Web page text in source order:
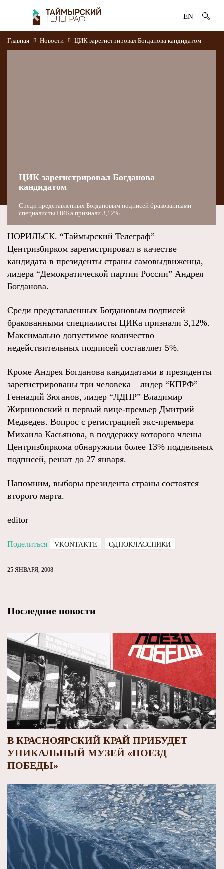
EN
Главная Новости ЦИК зарегистрировал Богданова кандидатом
ЦИК зарегистрировал Богданова
кандидатом
Среди представленных Богдановым подписей бракованными
специалисты ЦИКа признали 3,12%.
НОРИЛЬСК. “Таймырский Телеграф” –
Центризбирком зарегистрировал в качестве
кандидата в президенты страны самовыдвиженца,
лидера “Демократической партии России” Андрея
Богданова.
Среди представленных Богдановым подписей
бракованными специалисты ЦИКа признали 3,12%.
Максимально допустимое количество
недействительных подписей составляет 5%.
Кроме Андрея Богданова кандидатами в президенты
зарегистрированы три человека – лидер “КПРФ”
Геннадий Зюганов, лидер “ЛДПР” Владимир
Жириновский и первый вице-премьер Дмитрий
Медведев. Вопрос с регистрацией экс-премьера
Михаила Касьянова, в поддержку которого члены
Центризбиркома обнаружили более 13% поддельных
подписей, решат до 27 января.
Напомним, выборы президента страны состоятся
второго марта.
editor
Поделиться VKONTAKTE ОДНОКЛАССНИКИ
25 ЯНВАРЯ, 2008
Последние новости
В КРАСНОЯРСКИЙ КРАЙ ПРИБУДЕТ
УНИКАЛЬНЫЙ МУЗЕЙ «ПОЕЗД
ПОБЕДЫ»